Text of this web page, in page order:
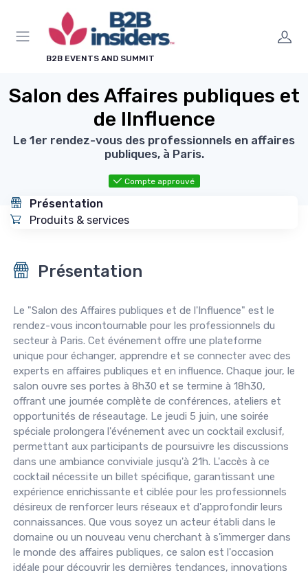
B2B EVENTS AND SUMMIT
Salon des Affaires publiques et
de lInfluence
Le 1er rendez-vous des professionnels en affaires
publiques, à Paris.
Compte approuvé
Présentation
Produits & services
Présentation
Le "Salon des Affaires publiques et de l'Influence" est le
rendez-vous incontournable pour les professionnels du
secteur à Paris. Cet événement offre une plateforme
unique pour échanger, apprendre et se connecter avec des
experts en affaires publiques et en influence. Chaque jour, le
salon ouvre ses portes à 8h30 et se termine à 18h30,
offrant une journée complète de conférences, ateliers et
opportunités de réseautage. Le jeudi 5 juin, une soirée
spéciale prolongera l'événement avec un cocktail exclusif,
permettant aux participants de poursuivre les discussions
dans une ambiance conviviale jusqu'à 21h. L'accès à ce
cocktail nécessite un billet spécifique, garantissant une
expérience enrichissante et ciblée pour les professionnels
désireux de renforcer leurs réseaux et d'approfondir leurs
connaissances. Que vous soyez un acteur établi dans le
domaine ou un nouveau venu cherchant à s'immerger dans
le monde des affaires publiques, ce salon est l'occasion
idéale pour découvrir les dernières tendances, innovations
Panneau de gestion des cookies